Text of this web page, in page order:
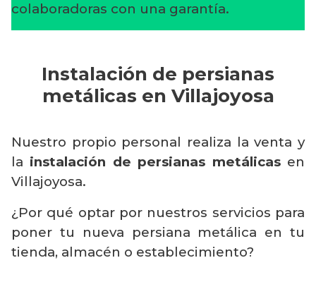
colaboradoras con una garantía.
Instalación de persianas
metálicas en Villajoyosa
Nuestro propio personal realiza la venta y
la instalación de persianas metálicasen
Villajoyosa.
¿Por qué optar por nuestros servicios para
poner tu nueva persiana metálica en tu
tienda, almacén o establecimiento?